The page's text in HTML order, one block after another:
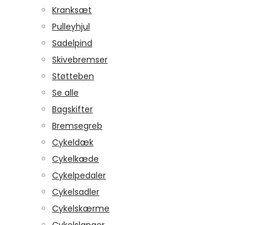
Kranksæt
Pulleyhjul
Sadelpind
Skivebremser
Støtteben
Se alle
Bagskifter
Bremsegreb
Cykeldæk
Cykelkæde
Cykelpedaler
Cykelsadler
Cykelskærme